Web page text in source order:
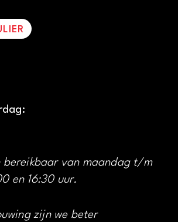
bereikbaar van maandag t/m
en 16:30 uur.
zijn we beter